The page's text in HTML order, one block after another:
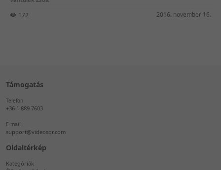
172 2016. november 16.
Támogatás
Telefon
+36 1 889 7603
E-mail
support@videosqr.com
Oldaltérkép
Kategóriák